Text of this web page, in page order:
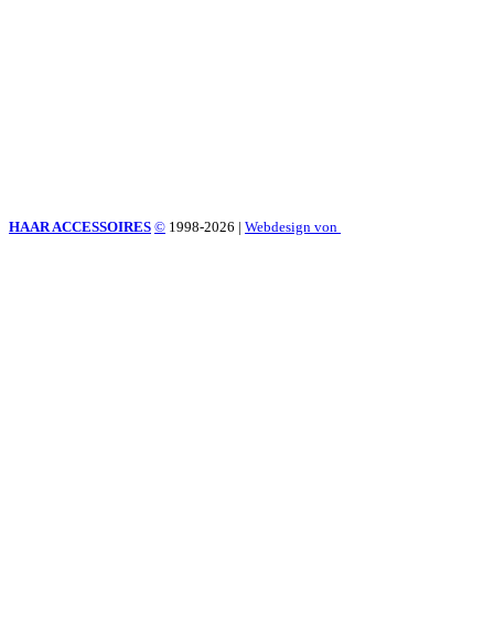
HAAR ACCESSOIRES © 1998-2026 | Webdesign von